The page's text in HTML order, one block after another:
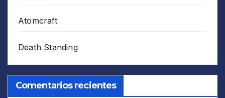
Atomcraft
Death Standing
Comentarios recientes